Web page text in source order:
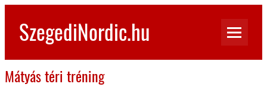
Skip
contentSzegediNordic.hu
Mátyás téri tréning